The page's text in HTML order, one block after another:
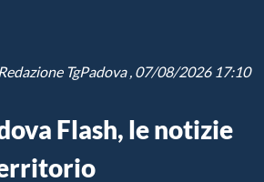
Redazione TgPadova, 07/08/2026 17:10
Flash, le notizie